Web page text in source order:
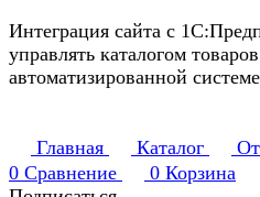
Интеграция сайта с
управлять каталогом
автоматизированной
Главная Каталог
0 Сравнение 0 Корзина